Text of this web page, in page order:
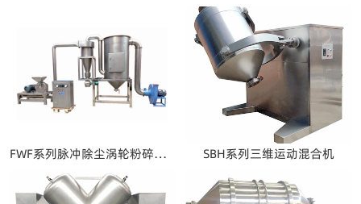
FWF系列脉冲除尘涡轮粉碎机组 SBH系列三维运动混合机